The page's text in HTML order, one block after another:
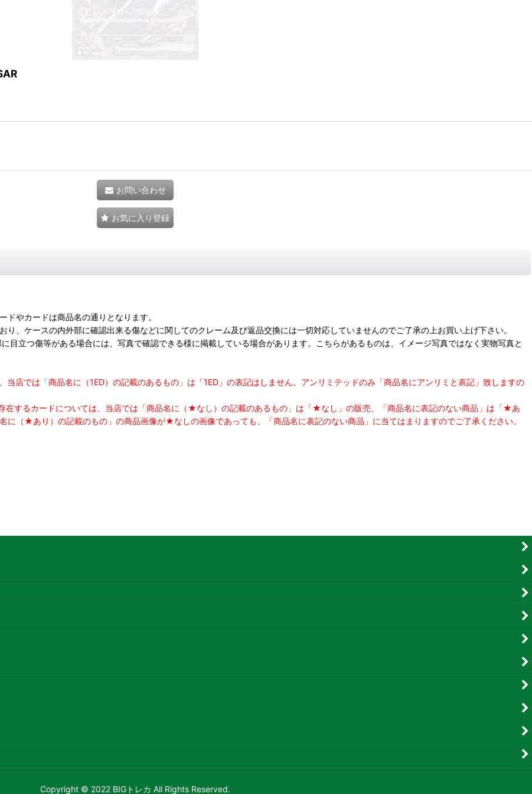
お問い合わせ
お気に入り登録
やカードは商品名の通りとなります。
、ケースの内外部に確認出来る傷などに関してのクレーム及び返品交換には一切対応していませんのでご了承の上お買い上げ下さい。
目立つ傷等がある場合には、写真で確認できる様に掲載している場合があります。こちらがあるものは、イメージ写真ではなく実物写真と
店では「商品名に（1ED）の記載のあるもの」は「1ED」の表記はしません。アンリミテッドのみ「商品名にアンリミと表記」致しますの
するカードについては、当店では「商品名に（★なし）の記載のあるもの」は「★なし」の販売、「商品名に表記のない商品」は「★あ
に（★あり）の記載のもの」の商品画像が★なしの画像であっても、「商品名に表記のない商品」に当てはまりますのでご了承ください。
Copyright © 2022 BIGトレカ All Rights Reserved.